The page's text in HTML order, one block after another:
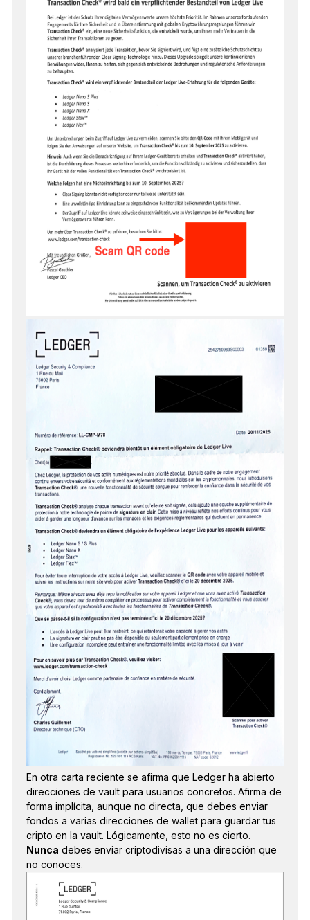
En otra carta reciente se afirma que Ledger ha abierto
direcciones de vault para usuarios concretos. Afirma de
forma implícita, aunque no directa, que debes enviar
fondos a varias direcciones de wallet para guardar tus
cripto en la vault. Lógicamente, esto no es cierto.
Nunca debes enviar criptodivisas a una dirección que
no conoces.